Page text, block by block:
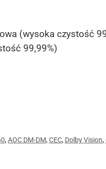
(wysoka czystość
99,99%)
,AOC DM-DM,CEC, Dolby Vision,